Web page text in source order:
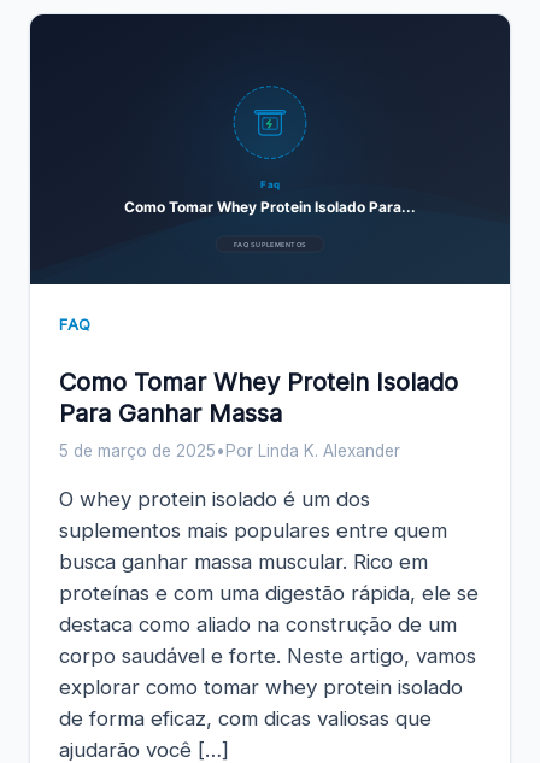
Faq
Como Tomar Whey Protein Isolado Para...
FAQ SUPLEMENTOS
FAQ
Como Tomar Whey Protein Isolado
Para Ganhar Massa
5 de março de 2025•Por Linda K. Alexander
O whey protein isolado é um dos
suplementos mais populares entre quem
busca ganhar massa muscular. Rico em
proteínas e com uma digestão rápida, ele se
destaca como aliado na construção de um
corpo saudável e forte. Neste artigo, vamos
explorar como tomar whey protein isolado
de forma eficaz, com dicas valiosas que
ajudarão você […]